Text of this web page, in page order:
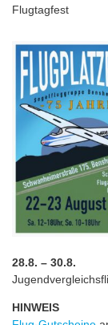
Flugtagfest
28.8. – 30.8.
HINWEIS